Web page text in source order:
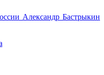
Александр Бастрыкин